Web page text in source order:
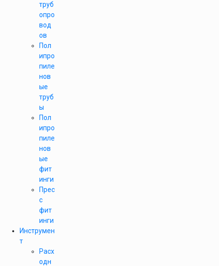
труб
опро
вод
ов
Пол
ипро
пиле
нов
ые
труб
ы
Пол
ипро
пиле
нов
ые
фит
инги
Прес
с
фит
инги
Инструмен
т
Расх
одн